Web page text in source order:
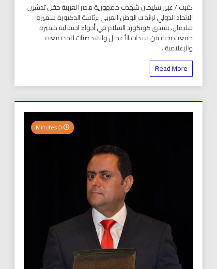
كتبت / عبير سليمان شهدت جمهورية مصر العربية حفل تدشين
الاتحاد الدولي لرائدات الوطن العربي برئاسة الدكتورة سميرة
سليمان، بفندق كونكورد السلام في أجواء احتفالية مميزة
جمعت نخبة من سيدات الأعمال والشخصيات المجتمعية
والإعلامية...
Read More